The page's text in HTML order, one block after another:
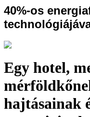
40%-os
Egy hotel,
hajtásainak